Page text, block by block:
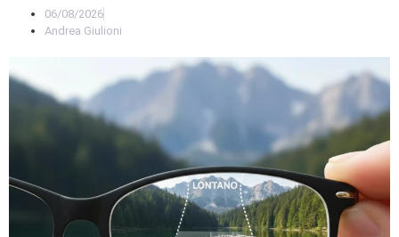
06/08/2026
Andrea Giulioni